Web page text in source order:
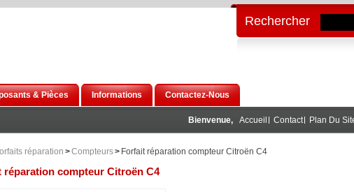
& Pièces Informations Contactez-Nous
Bienvenue, Accueil Contact Plan Du
Rechercher
réparation >Compteurs> Forfait réparation compteur Citroën C4
réparation compteur Citroën C4